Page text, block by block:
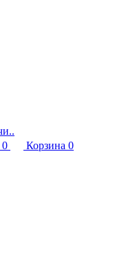
0 Корзина 0